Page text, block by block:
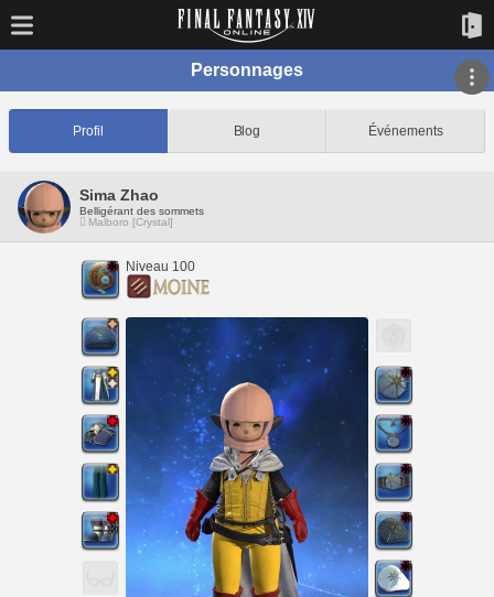
Personnages
Profil Blog Événements
Sima Zhao
Belligérant des sommets
Malboro [Crystal]
Niveau 100